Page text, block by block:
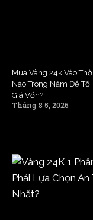
Mua Vàng 24k Vào
Nào Trong Năm Để Tối
Giá Vốn?
Tháng 8 5, 2026